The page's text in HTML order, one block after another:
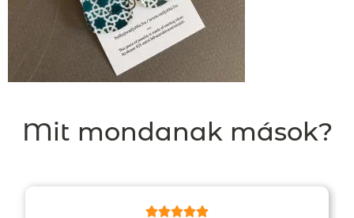
Mit mondanak mások?